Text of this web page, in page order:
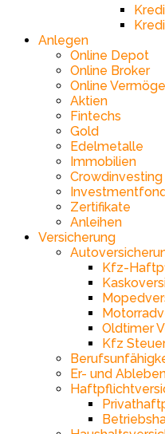
Anlegen
Online Depot
Online Broker
Online
Aktien
Fintechs
Gold
Edelmetalle
Immobilien
Zertifikate
Anleihen
Versicherung
Kfz-
Oldtimer
Kfz
Er- und